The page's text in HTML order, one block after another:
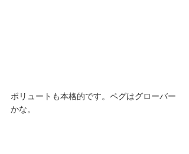
ボリュートも本格的です。ペグはグローバー
かな。